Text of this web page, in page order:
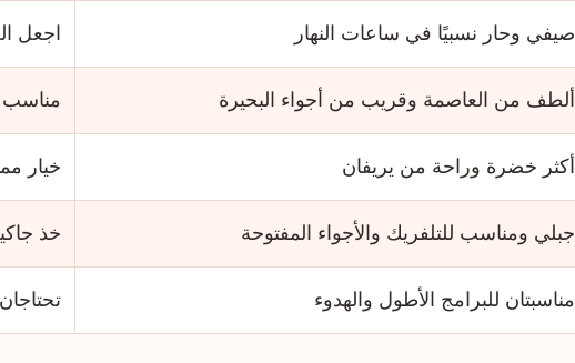
صيفي وحار نسبيًا في ساعات النهار اجعل
ألطف من العاصمة وقريب من أجواء البحيرة مناسب
أكثر خضرة وراحة من يريفان خيار
جبلي ومناسب للتلفريك والأجواء المفتوحة خذ
مناسبتان للبرامج الأطول والهدوء